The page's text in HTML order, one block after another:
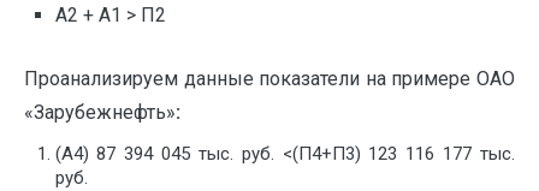
A2 + А1 > П2
Проанализируем данные показатели на примере ОАО
«Зарубежнефть»:
(A4) 87 394 045 тыс. руб. <(П4+П3) 123 116 177 тыс.
руб.